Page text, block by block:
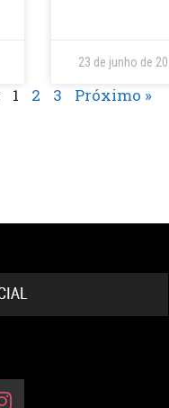
23 de junho de
1 2 3 Próximo »